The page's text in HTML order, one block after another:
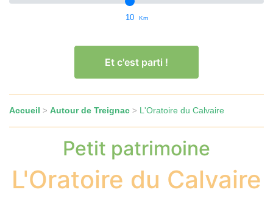
10 Km
Et c'est parti !
Accueil > Autour de Treignac > L'Oratoire du Calvaire
Petit patrimoine
L'Oratoire du Calvaire